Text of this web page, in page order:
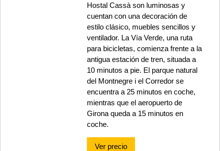
Hostal Cassà son luminosas y
cuentan con una decoración de
estilo clásico, muebles sencillos y
ventilador. La Vía Verde, una ruta
para bicicletas, comienza frente a la
antigua estación de tren, situada a
10 minutos a pie. El parque natural
del Montnegre i el Corredor se
encuentra a 25 minutos en coche,
mientras que el aeropuerto de
Girona queda a 15 minutos en
coche.
Ver precio